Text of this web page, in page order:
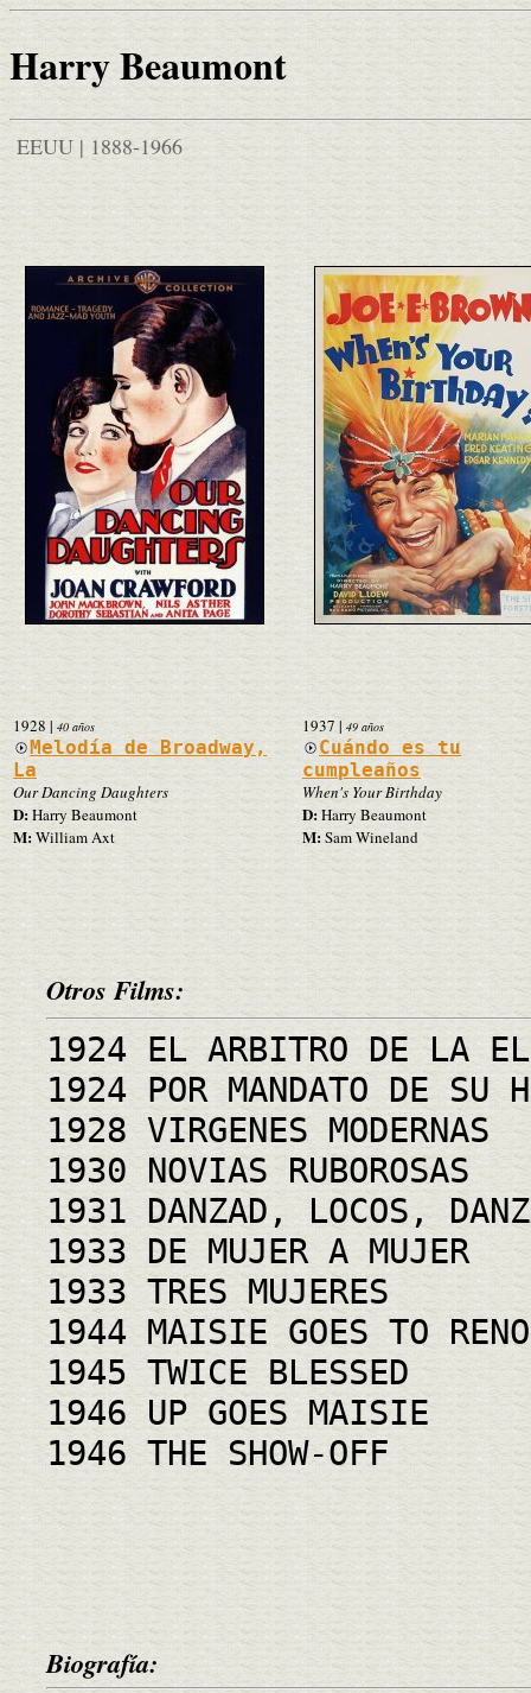
Harry Beaumont
EEUU | 1888-1966
1928 | 40 años
Melodía de Broadway,
La
Our Dancing Daughters
D:Harry Beaumont
M:William Axt
1937 | 49 años
Cuándo es tu
cumpleaños
When's Your Birthday
D:Harry Beaumont
M:Sam Wineland
Otros Films:
1924 EL ARBITRO DE LA
1924 POR MANDATO DE SU
1928 VIRGENES MODERNAS
1930 NOVIAS RUBOROSAS
1931 DANZAD, LOCOS,
1933 DE MUJER A MUJER
1933 TRES MUJERES
1944 MAISIE GOES TO RENO
1945 TWICE BLESSED
1946 UP GOES MAISIE
1946 THE SHOW-OFF
Biografía: